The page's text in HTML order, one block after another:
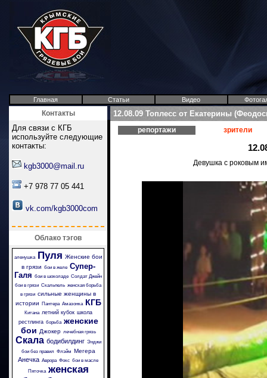
Главная Статьи Видео
Контакты
Для связи с КГБ
используйте следующие
контакты:
kgb3000@mail.ru
+7 978 77 05 441
vk.com/kgb3000com
Облако тэгов
аленушка Пуля Женские бои
в грязи бои в желе Супер-
Галя бои в шоколаде Солдат Джейн
бои в грязи Скальпель женская борьба
в грязи сильные женщины в
истории
Пантера Амазонка КГБ
Китана летний кубок школа
рестлинга борьба женские
бои Джокер лечебная грязь
Скала бодибилдинг Энджи
бои без правил Флэйм Мегера
Анечка Аврора Фокс бои в масле
Пяточка женская
12.08.09 Топлесс от Екатерины
репортажи зрители
Девушка с роковым